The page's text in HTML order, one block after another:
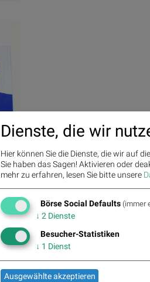
Dienste, die wir
Hier können Sie die Dienste, die wir auf
Sie haben das Sagen! Aktivieren oder
mehr zu erfahren, lesen Sie bitte unsere
Börse Social Defaults (immer
↓ 2 Dienste
Besucher-Statistiken
↓ 1 Dienst
Ausgewählte akzeptieren